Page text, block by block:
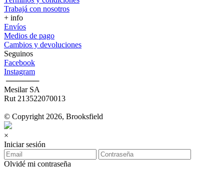
Trabajá con nosotros
+ info
Envíos
Medios de pago
Cambios y devoluciones
Seguinos
Facebook
Instagram
‎ ──────
Mesilar SA
Rut 213522070013
© Copyright 2026, Brooksfield
×
Iniciar sesión
Olvidé mi contraseña